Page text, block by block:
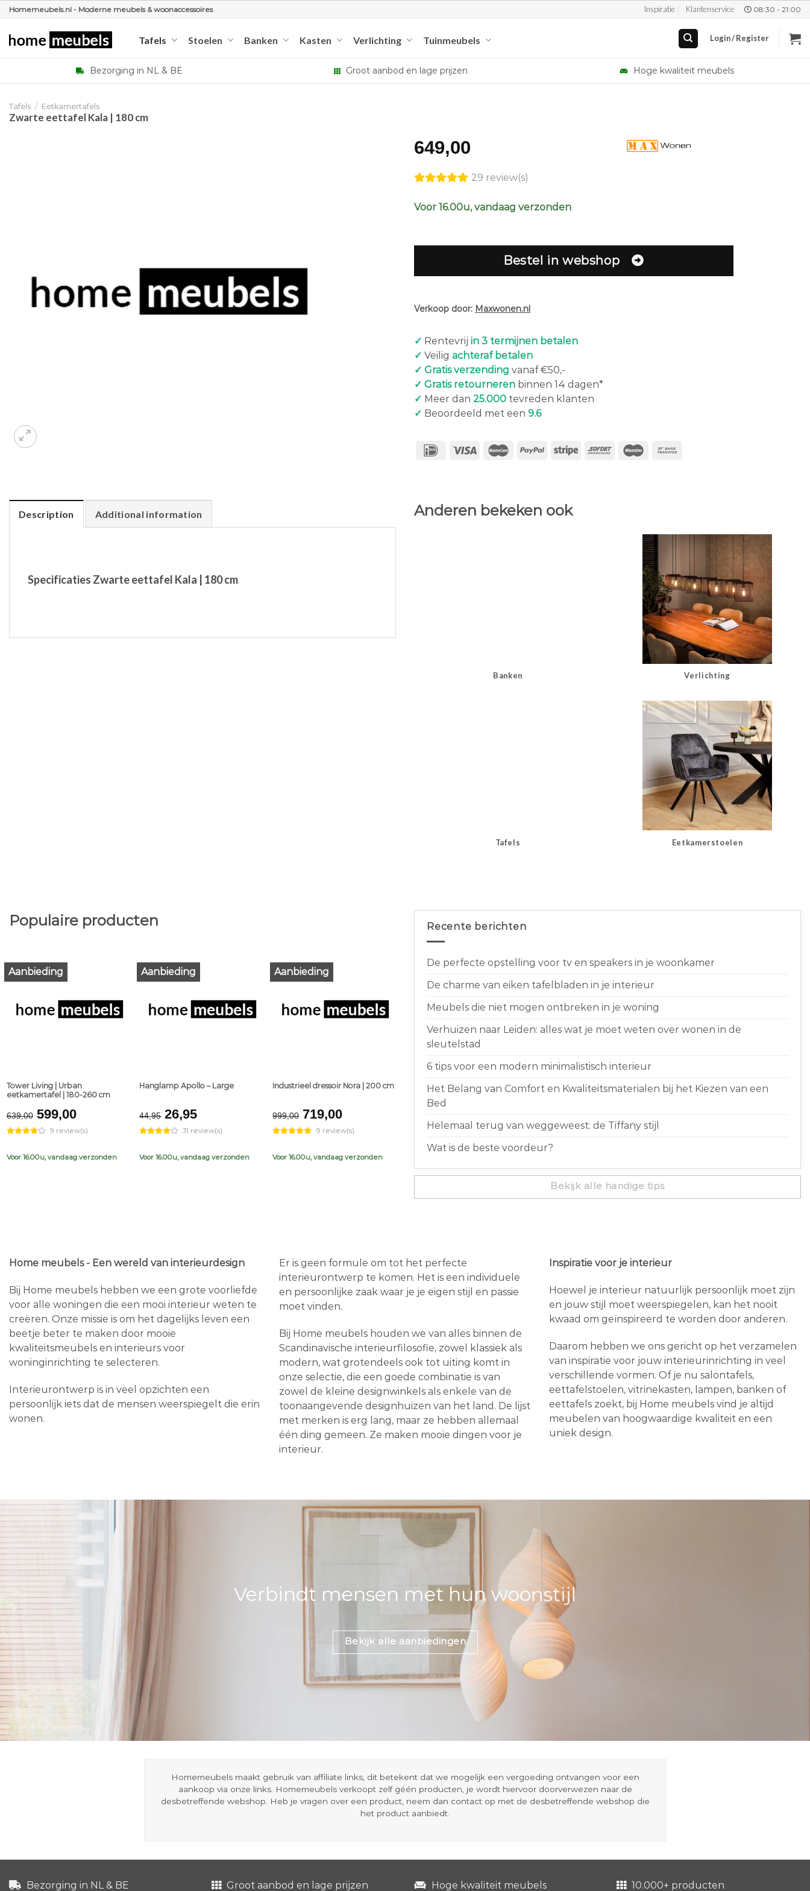
Ga
inhoud
Homemeubels.nl - Moderne meubels & woonaccessoires Inspiratie Klantenservice 08:30 - 21:00
Tafels Stoelen Banken Kasten Verlichting Tuinmeubels Login / Register
Bezorging in NL & BE Groot aanbod en lage prijzen Hoge kwaliteit meubels
Tafels / Eetkamertafels
Zwarte eettafel Kala | 180 cm
649,00
29 review(s)
Voor 16.00u, vandaag verzonden
Bestel in webshop
Verkoop door: Maxwonen.nl
✓ Rentevrij in 3 termijnen betalen
✓ Veilig achteraf betalen
✓ Gratis verzending vanaf €50,-
✓ Gratis retourneren binnen 14 dagen*
✓ Meer dan 25.000 tevreden klanten
✓ Beoordeeld met een 9.6
Description Additional information
Specificaties Zwarte eettafel Kala | 180 cm
Anderen bekeken ook
Banken Verlichting
Tafels Eetkamerstoelen
Populaire producten
Aanbieding
Tower Living | Urban
eetkamertafel | 180-260 cm
639,00 Original
price
was:
€639,00.
599,00Current
price
is:
€599,00.
9 review(s)
Voor 16.00u, vandaag verzonden
Aanbieding
Hanglamp Apollo – Large
44,95 Original
price
was:
€44,95.
26,95Current
price
is:
€26,95.
31 review(s)
Voor 16.00u, vandaag verzonden
Aanbieding
Industrieel dressoir Nora | 200 cm
999,00 Original
price
was:
€999,00.
719,00Current
price
is:
€719,00.
9 review(s)
Voor 16.00u, vandaag verzonden
Recente berichten
De perfecte opstelling voor tv en speakers in je woonkamer
De charme van eiken tafelbladen in je interieur
Meubels die niet mogen ontbreken in je woning
Verhuizen naar Leiden: alles wat je moet weten over wonen in de
sleutelstad
6 tips voor een modern minimalistisch interieur
Het Belang van Comfort en Kwaliteitsmaterialen bij het Kiezen van een
Bed
Helemaal terug van weggeweest: de Tiffany stijl
Wat is de beste voordeur?
Bekijk alle handige tips
Home meubels - Een wereld van interieurdesign
Bij Home meubels hebben we een grote voorliefde
voor alle woningen die een mooi interieur weten te
creëren. Onze missie is om het dagelijks leven een
beetje beter te maken door mooie
kwaliteitsmeubels en interieurs voor
woninginrichting te selecteren.
Interieurontwerp is in veel opzichten een
persoonlijk iets dat de mensen weerspiegelt die erin
wonen.
Er is geen formule om tot het perfecte
interieurontwerp te komen. Het is een individuele
en persoonlijke zaak waar je je eigen stijl en passie
moet vinden.
Bij Home meubels houden we van alles binnen de
Scandinavische interieurfilosofie, zowel klassiek als
modern, wat grotendeels ook tot uiting komt in
onze selectie, die een goede combinatie is van
zowel de kleine designwinkels als enkele van de
toonaangevende designhuizen van het land. De lijst
met merken is erg lang, maar ze hebben allemaal
één ding gemeen. Ze maken mooie dingen voor je
interieur.
Inspiratie voor je interieur
Hoewel je interieur natuurlijk persoonlijk moet zijn
en jouw stijl moet weerspiegelen, kan het nooit
kwaad om geïnspireerd te worden door anderen.
Daarom hebben we ons gericht op het verzamelen
van inspiratie voor jouw interieurinrichting in veel
verschillende vormen. Of je nu salontafels,
eettafelstoelen, vitrinekasten, lampen, banken of
eettafels zoekt, bij Home meubels vind je altijd
meubelen van hoogwaardige kwaliteit en een
uniek design.
Verbindt mensen met hun woonstijl
Bekijk alle aanbiedingen
Homemeubels maakt gebruik van affiliate links, dit betekent dat we mogelijk een vergoeding ontvangen voor een
aankoop via onze links. Homemeubels verkoopt zelf géén producten, je wordt hiervoor doorverwezen naar de
desbetreffende webshop. Heb je vragen over een product, neem dan contact op met de desbetreffende webshop die
het product aanbiedt.
Bezorging in NL & BE Groot aanbod en lage prijzen Hoge kwaliteit meubels 10.000+ producten